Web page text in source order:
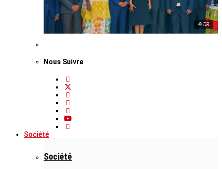
© DR
Nous Suivre
Société
Société